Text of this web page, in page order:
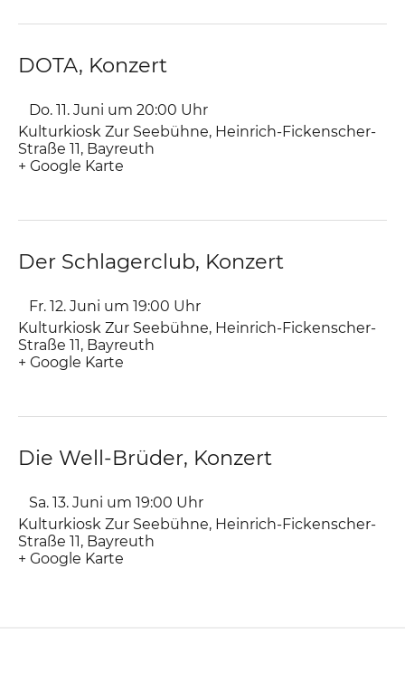
DOTA, Konzert
Do. 11. Juni um 20:00 Uhr
Kulturkiosk Zur Seebühne, Heinrich-Fickenscher-
Straße 11 Bayreuth
+ Google Karte
Der Schlagerclub, Konzert
Fr. 12. Juni um 19:00 Uhr
Kulturkiosk Zur Seebühne, Heinrich-Fickenscher-
Straße 11 Bayreuth
+ Google Karte
Die Well-Brüder, Konzert
Sa. 13. Juni um 19:00 Uhr
Kulturkiosk Zur Seebühne, Heinrich-Fickenscher-
Straße 11 Bayreuth
+ Google Karte